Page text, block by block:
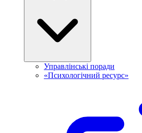
Управлінські поради
«Психологічний ресурс»